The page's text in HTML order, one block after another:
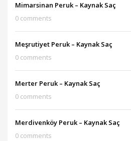
Mimarsinan Peruk – Kaynak Saç
0 comments
Meşrutiyet Peruk – Kaynak Saç
0 comments
Merter Peruk – Kaynak Saç
0 comments
Merdivenköy Peruk – Kaynak Saç
0 comments